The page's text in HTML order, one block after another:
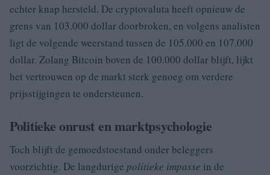
echter knap hersteld. De cryptovaluta heeft opnieuw de
grens van 103.000 dollar doorbroken, en volgens analisten
ligt de volgende weerstand tussen de 105.000 en 107.000
dollar. Zolang Bitcoin boven de 100.000 dollar blijft, lijkt
het vertrouwen op de markt sterk genoeg om verdere
prijsstijgingen te ondersteunen.
Politieke onrust en marktpsychologie
Toch blijft de gemoedstoestand onder beleggers
voorzichtig. De langdurige politieke impasse in de